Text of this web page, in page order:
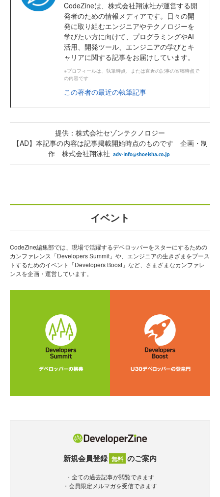
CodeZineは、株式会社翔泳社が運営する開
発者のための情報メディアです。日々の開
発に取り組むエンジニアやテクノロジーを
学びたい方に向けて、プログラミングやAI
活用、開発ツール、エンジニアの学びとキ
ャリアに関する記事をお届けしています。
※プロフィールは、執筆時点、または直近の記事の寄稿時点で
の内容です
この著者の最近の執筆記事
提供：株式会社セゾンテクノロジー
【AD】本記事の内容は記事掲載開始時点のものです 企画・制
作 株式会社翔泳社
イベント
CodeZine編集部では、現場で活躍するデベロッパーをスターにするための
カンファレンス「Developers Summit」や、エンジニアの生きざまをブース
トするためのイベント「Developers Boost」など、さまざまなカンファレ
ンスを企画・運営しています。
新規会員登録 無料 のご案内
・全ての過去記事が閲覧できます
・会員限定メルマガを受信できます